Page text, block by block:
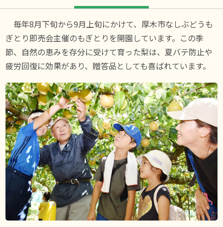
毎年8月下旬から9月上旬にかけて、厚木市なしぶどうも
ぎとり即売会主催のもぎとりを開園しています。この季
節、自然の恵みを存分に受けて育った梨は、夏バテ防止や
疲労回復に効果があり、贈答品としても喜ばれています。